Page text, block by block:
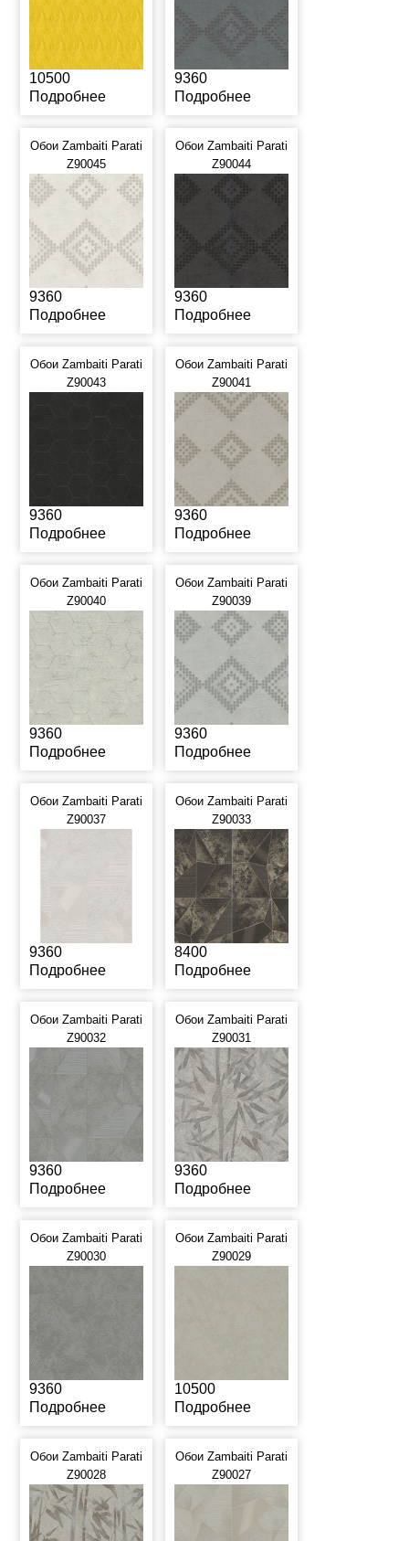
10500
Подробнее
9360
Подробнее
Обои Zambaiti Parati
Z90045
9360
Подробнее
Обои Zambaiti Parati
Z90044
9360
Подробнее
Обои Zambaiti Parati
Z90043
9360
Подробнее
Обои Zambaiti Parati
Z90041
9360
Подробнее
Обои Zambaiti Parati
Z90040
9360
Подробнее
Обои Zambaiti Parati
Z90039
9360
Подробнее
Обои Zambaiti Parati
Z90037
9360
Подробнее
Обои Zambaiti Parati
Z90033
8400
Подробнее
Обои Zambaiti Parati
Z90032
9360
Подробнее
Обои Zambaiti Parati
Z90031
9360
Подробнее
Обои Zambaiti Parati
Z90030
9360
Подробнее
Обои Zambaiti Parati
Z90029
10500
Подробнее
Обои Zambaiti Parati
Z90028
Обои Zambaiti Parati
Z90027